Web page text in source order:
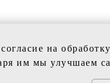
на
им мы улучшаем